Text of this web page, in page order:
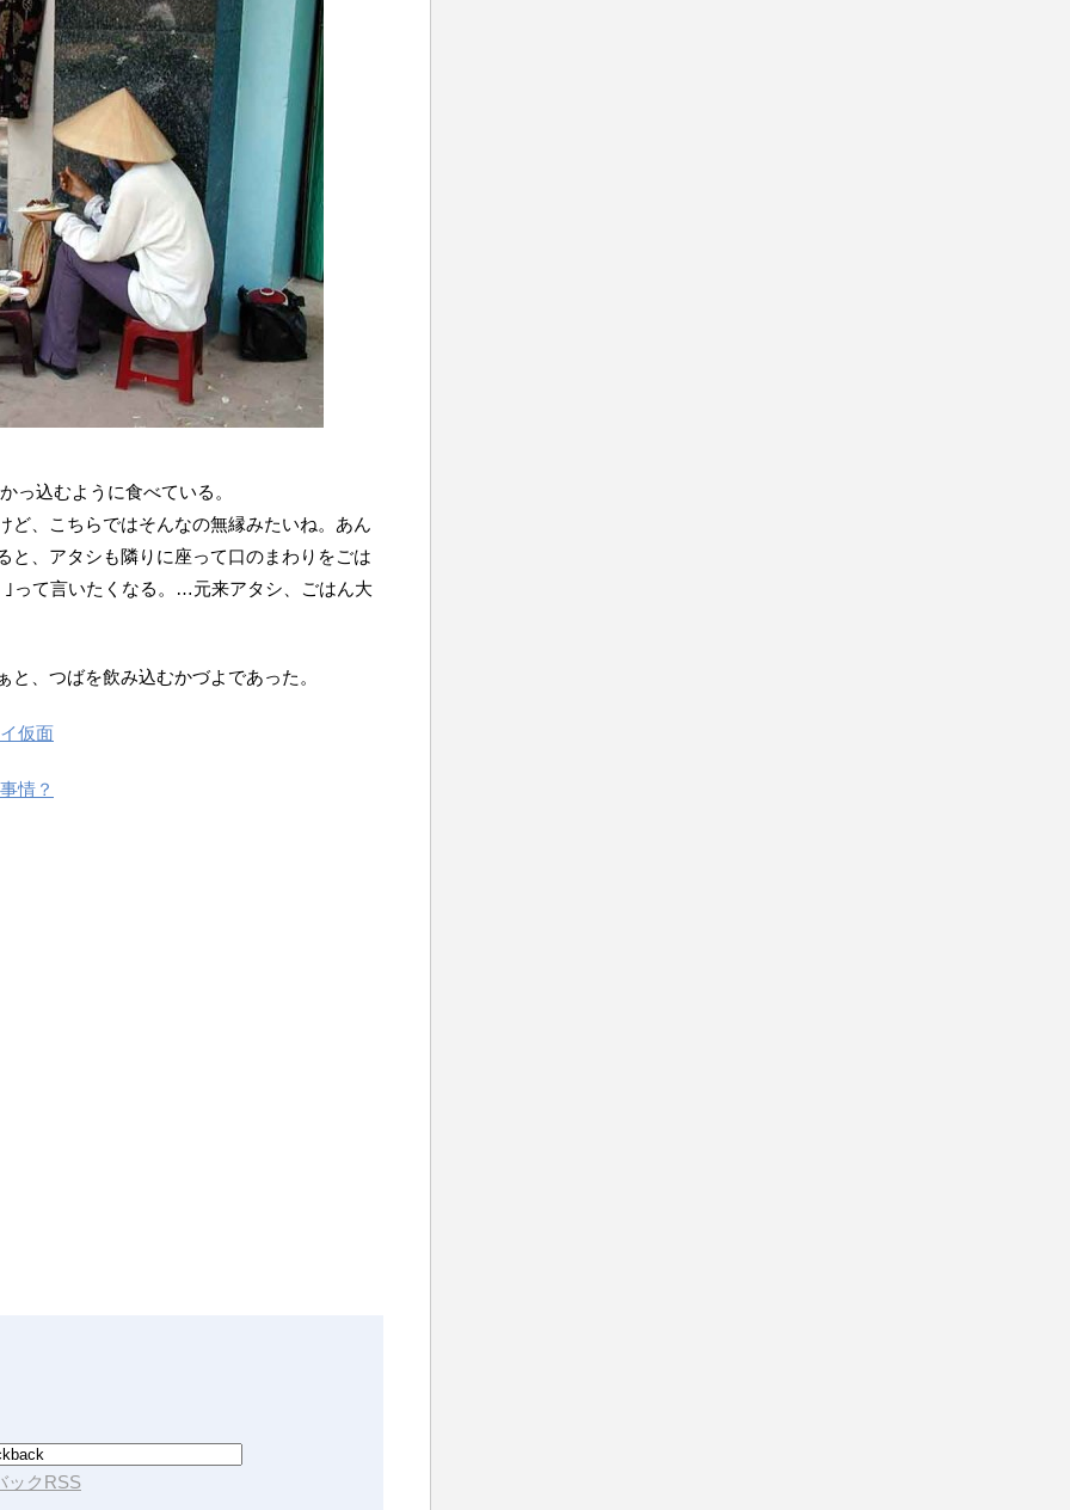
っ込むように食べている。
ど、こちらではそんなの無縁みたいね。あん
と、アタシも隣りに座って口のまわりをごは
って言いたくなる。…元来アタシ、ごはん大
、つばを飲み込むかづよであった。
仮面
情？
ックRSS